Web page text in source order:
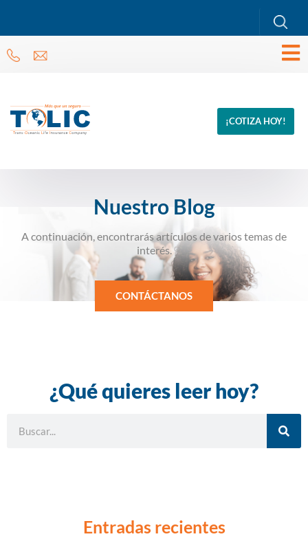
¡COTIZA HOY!
Nuestro Blog
A continuación, encontrarás artículos de varios temas de
interés.
CONTÁCTANOS
¿Qué quieres leer hoy?
Entradas recientes